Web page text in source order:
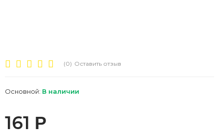
(0) Оставить отзыв
Основной: В наличии
161 Р